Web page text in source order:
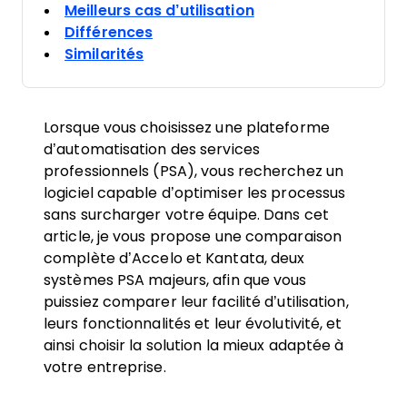
Meilleurs cas d’utilisation
Différences
Similarités
Lorsque vous choisissez une plateforme
d’automatisation des services
professionnels (PSA), vous recherchez un
logiciel capable d’optimiser les processus
sans surcharger votre équipe. Dans cet
article, je vous propose une comparaison
complète d’Accelo et Kantata, deux
systèmes PSA majeurs, afin que vous
puissiez comparer leur facilité d’utilisation,
leurs fonctionnalités et leur évolutivité, et
ainsi choisir la solution la mieux adaptée à
votre entreprise.